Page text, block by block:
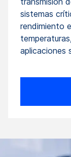
sistemas
rendimiento
aplicaciones